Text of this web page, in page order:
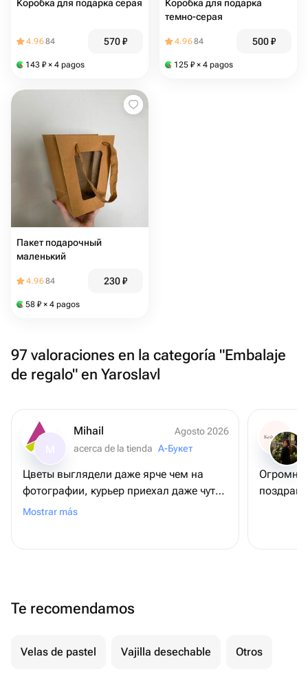
Коробка для подарка серая
4.9684 570₽
143 ₽ × 4 pagos
Коробка для подарка
темно-серая
4.9684 500₽
125 ₽ × 4 pagos
Пакет подарочный
маленький
4.9684 230₽
58 ₽ × 4 pagos
97 valoraciones en la categoría "Embalaje
de regalo" en Yaroslavl
Mihail
Agosto 2026
acerca de la tienda А-Букет
Цветы выглядели даже ярче чем на
фотографии, курьер приехал даже чуть
раньше положенного времени, но это
Mostrar más
Te recomendamos
Velas de pastel Vajilla desechable Otros